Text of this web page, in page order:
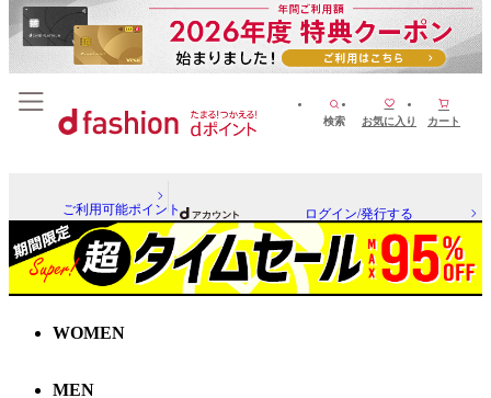
検索 お気に入り カート
ご利用可能ポイント ログイン/発行する
WOMEN
MEN